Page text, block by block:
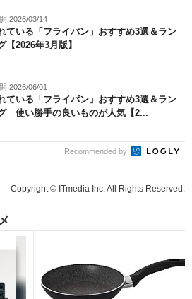
2026/03/14
ている「フライパン」おすすめ3選＆ラン
【2026年3月版】
2026/06/01
ている「フライパン」おすすめ3選＆ラン
使い勝手の良いものが人気【2...
Recommended by
Copyright © ITmedia Inc. All Rights Reserved.